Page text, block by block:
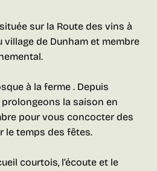
sur la Route des vins à
de Dunham et membre
à la ferme . Depuis
la saison en
pour vous concocter des
le temps des fêtes.
courtois, l’écoute et le